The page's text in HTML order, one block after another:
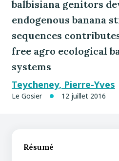
balbisiana genitors
endogenous banana
sequences
free agro ecological
systems
Teycheney, Pierre-Yves
Le Gosier 12 juillet 2016
Résumé